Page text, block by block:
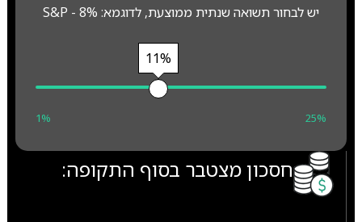
יש לבחור תשואה שנתית ממוצעת, לדוגמא: S&P - 8%
11%
1% 25%
חסכון מצטבר בסוף התקופה: